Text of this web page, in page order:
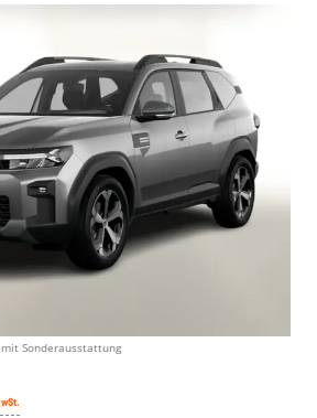
Sonderausstattung